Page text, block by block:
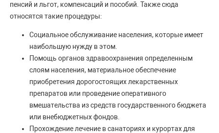
пенсий и льгот, компенсаций и пособий. Также сюда
относятся такие процедуры:
Социальное обслуживание населения, которые имеет
наибольшую нужду в этом.
Помощь органов здравоохранения определенным
слоям населения, материальное обеспечение
приобретения дорогостоящих лекарственных
препаратов или проведение оперативного
вмешательства из средств государственного бюджета
или внебюджетных фондов.
Прохождение лечение в санаториях и курортах для